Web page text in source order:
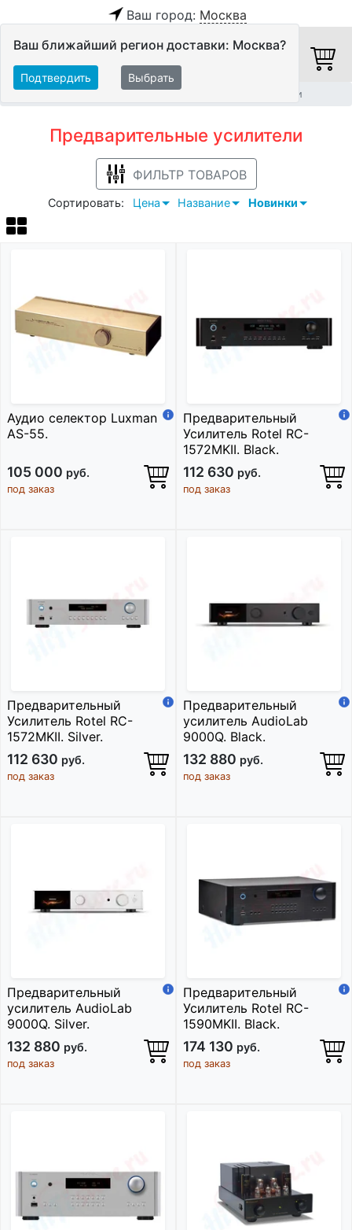
Ваш город: Москва
Ваш ближайший регион доставки: Москва?
Подтвердить Выбрать
Предварительные усилители
Предварительные усилители
ФИЛЬТР ТОВАРОВ
Сортировать: Цена Название Новинки
Аудио селектор Luxman
AS-55.
105 000 руб.
под заказ
Предварительный
Усилитель Rotel RC-
1572MKII. Black.
112 630 руб.
под заказ
Предварительный
Усилитель Rotel RC-
1572MKII. Silver.
112 630 руб.
под заказ
Предварительный
усилитель AudioLab
9000Q. Black.
132 880 руб.
под заказ
Предварительный
усилитель AudioLab
9000Q. Silver.
132 880 руб.
под заказ
Предварительный
Усилитель Rotel RC-
1590MKII. Black.
174 130 руб.
под заказ